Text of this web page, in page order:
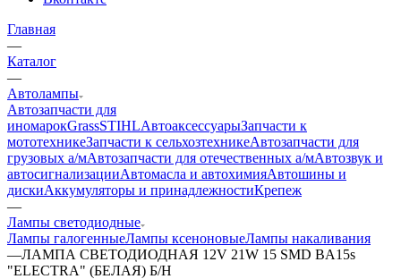
Главная
—
Каталог
—
Автолампы
Автозапчасти для
иномарокGrassSTIHLАвтоаксессуарыЗапчасти к
мототехникеЗапчасти к сельхозтехникеАвтозапчасти для
грузовых а/мАвтозапчасти для отечественных а/мАвтозвук и
автосигнализацииАвтомасла и автохимияАвтошины и
дискиАккумуляторы и принадлежностиКрепеж
—
Лампы светодиодные
Лампы галогенныеЛампы ксеноновыеЛампы накаливания
—ЛАМПА СВЕТОДИОДНАЯ 12V 21W 15 SMD BA15s
"ELECTRA" (БЕЛАЯ) Б/Н